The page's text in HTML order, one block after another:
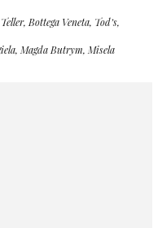
Bottega Veneta, Tod’s,
Magda Butrym, Misela